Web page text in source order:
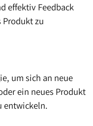
effektiv Feedback
Produkt zu
um sich an neue
ein neues Produkt
entwickeln.